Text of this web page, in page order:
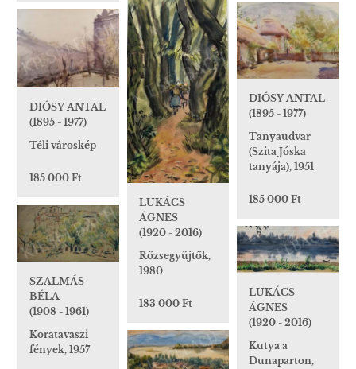
LUKÁCS
ÁGNES
(1920 - 2016)
Rőzsegyűjtők,
1980
183 000 Ft
DIÓSY ANTAL
(1895 - 1977)
Tanyaudvar
(Szita Jóska
tanyája), 1951
185 000 Ft
DIÓSY ANTAL
(1895 - 1977)
Téli városkép
185 000 Ft
SZALMÁS
BÉLA
(1908 - 1961)
Koratavaszi
fények, 1957
LUKÁCS
ÁGNES
(1920 - 2016)
Kutya a
Dunaparton,